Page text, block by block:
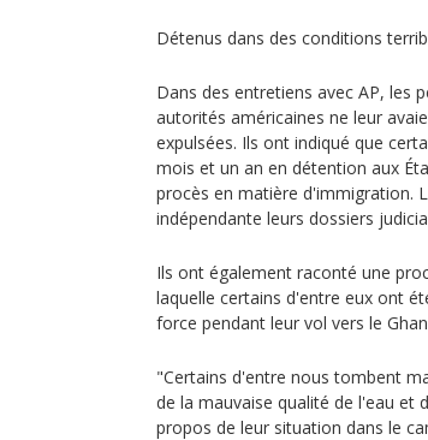
Détenus dans des conditions
Dans des entretiens avec AP, les
autorités américaines ne leur
expulsées. Ils ont indiqué que
mois et un an en détention aux
procès en matière d'immigration.
indépendante leurs dossiers
Ils ont également raconté une
laquelle certains d'entre eux ont
force pendant leur vol vers le
"Certains d'entre nous tombent
de la mauvaise qualité de l'eau et
propos de leur situation dans le